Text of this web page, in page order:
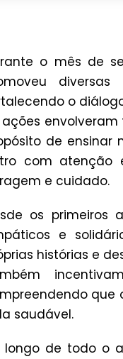
o mês de
o
ações
de ensinar
com atenção
e cuidado.
os primeiros
e
histórias e
que
saudável.
longo de todo o